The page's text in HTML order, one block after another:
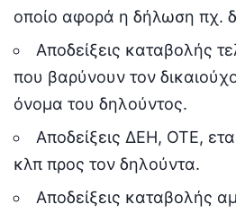
οποίο αφορά η δήλωση πχ.
Αποδείξεις καταβολής
που βαρύνουν τον
όνομα του δηλούντος.
Αποδείξεις ΔΕΗ, ΟΤΕ,
κλπ προς τον δηλούντα.
Αποδείξεις καταβολής